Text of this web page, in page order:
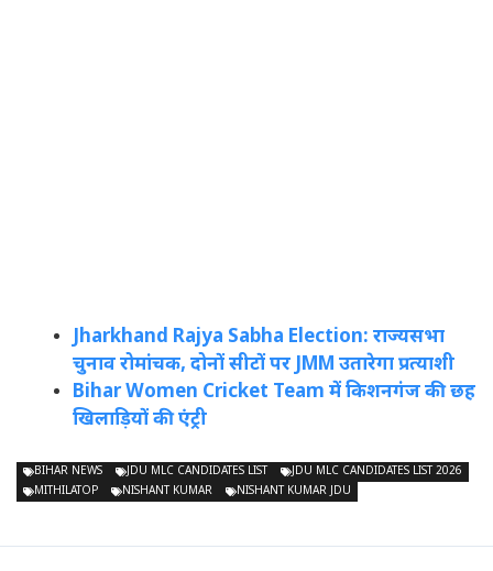
Jharkhand Rajya Sabha Election: राज्यसभा
चुनाव रोमांचक, दोनों सीटों पर JMM उतारेगा प्रत्याशी
Bihar Women Cricket Team में किशनगंज की छह
खिलाड़ियों की एंट्री
BIHAR NEWS JDU MLC CANDIDATES LIST
JDU MLC CANDIDATES LIST 2026
MITHILATOP
NISHANT KUMAR NISHANT KUMAR JDU